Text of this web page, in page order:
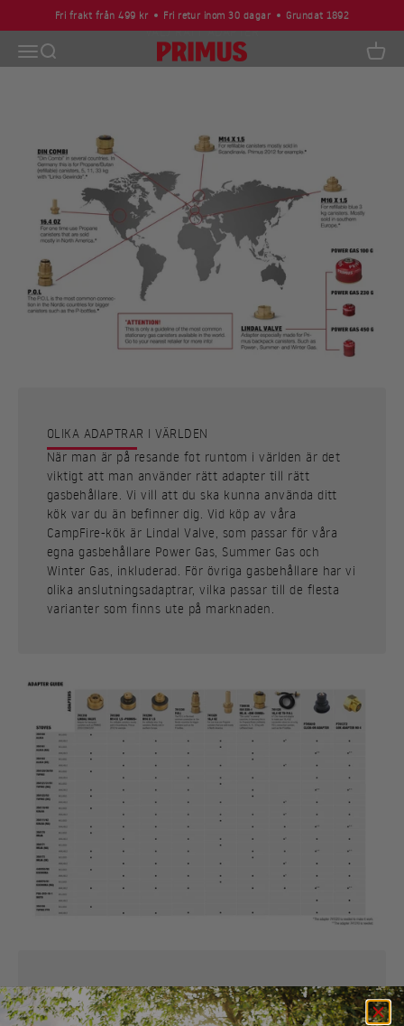
Hoppa till innehållet
Fri frakt från 499 kr Fri retur inom 30 dagar Grundat 1892
Öppna navigeringsmenyn
Öppna sök Primus
OLIKA ADAPTRAR I VÄRLDEN
När man är på resande fot runtom i världen är det
viktigt att man använder rätt adapter till rätt
gasbehållare. Vi vill att du ska kunna använda ditt
kök var du än befinner dig. Vid köp av våra
CampFire-kök är Lindal Valve, som passar för våra
egna gasbehållare Power Gas, Summer Gas och
Winter Gas, inkluderad. För övriga gasbehållare har vi
olika anslutningsadaptrar, vilka passar till de flesta
varianter som finns ute på marknaden.
SPECIFIKATION AV PRIMUS-ADAPTER